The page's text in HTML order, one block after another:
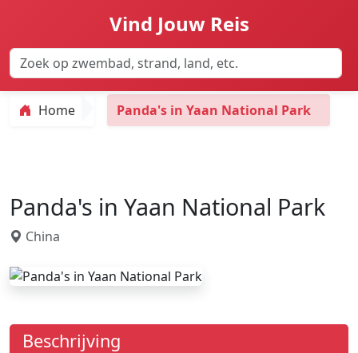
Vind Jouw Reis
Home Panda's in Yaan National Park
Panda's in Yaan National Park
China
Beschrijving